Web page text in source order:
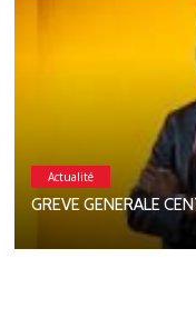
Actualité
GREVE GENERALE